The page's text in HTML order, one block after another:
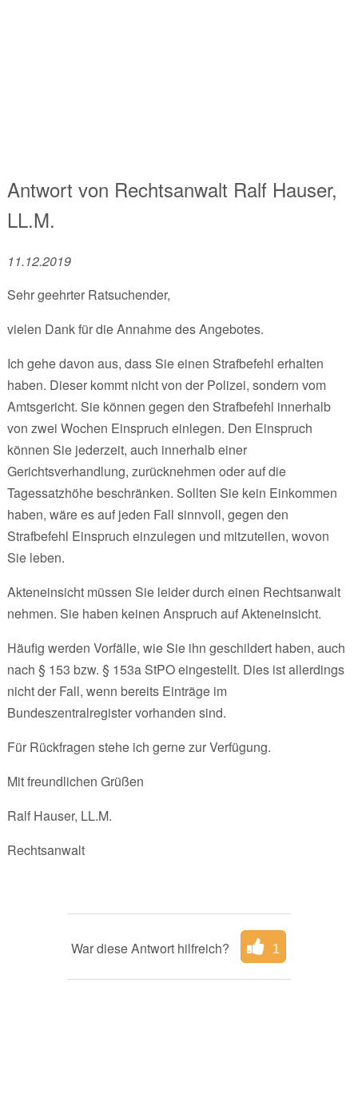
Antwort von Rechtsanwalt Ralf Hauser,
LL.M.
11.12.2019
Sehr geehrter Ratsuchender,
vielen Dank für die Annahme des Angebotes.
Ich gehe davon aus, dass Sie einen Strafbefehl erhalten
haben. Dieser kommt nicht von der Polizei, sondern vom
Amtsgericht. Sie können gegen den Strafbefehl innerhalb
von zwei Wochen Einspruch einlegen. Den Einspruch
können Sie jederzeit, auch innerhalb einer
Gerichtsverhandlung, zurücknehmen oder auf die
Tagessatzhöhe beschränken. Sollten Sie kein Einkommen
haben, wäre es auf jeden Fall sinnvoll, gegen den
Strafbefehl Einspruch einzulegen und mitzuteilen, wovon
Sie leben.
Akteneinsicht müssen Sie leider durch einen Rechtsanwalt
nehmen. Sie haben keinen Anspruch auf Akteneinsicht.
Häufig werden Vorfälle, wie Sie ihn geschildert haben, auch
nach § 153 bzw. § 153a StPO eingestellt. Dies ist allerdings
nicht der Fall, wenn bereits Einträge im
Bundeszentralregister vorhanden sind.
Für Rückfragen stehe ich gerne zur Verfügung.
Mit freundlichen Grüßen
Ralf Hauser, LL.M.
Rechtsanwalt
War diese Antwort hilfreich? 1